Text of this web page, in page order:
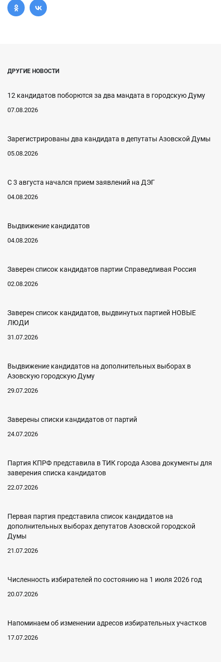
ДРУГИЕ НОВОСТИ
12 кандидатов поборются за два мандата в городскую Думу
07.08.2026
Зарегистрированы два кандидата в депутаты Азовской Думы
05.08.2026
С 3 августа начался прием заявлений на ДЭГ
04.08.2026
Выдвижение кандидатов
04.08.2026
Заверен список кандидатов партии Справедливая Россия
02.08.2026
Заверен список кандидатов, выдвинутых партией НОВЫЕ
ЛЮДИ
31.07.2026
Выдвижение кандидатов на дополнительных выборах в
Азовскую городскую Думу
29.07.2026
Заверены списки кандидатов от партий
24.07.2026
Партия КПРФ представила в ТИК города Азова документы для
заверения списка кандидатов
22.07.2026
Первая партия представила список кандидатов на
дополнительных выборах депутатов Азовской городской
Думы
21.07.2026
Численность избирателей по состоянию на 1 июля 2026 год
20.07.2026
Напоминаем об изменении адресов избирательных участков
17.07.2026